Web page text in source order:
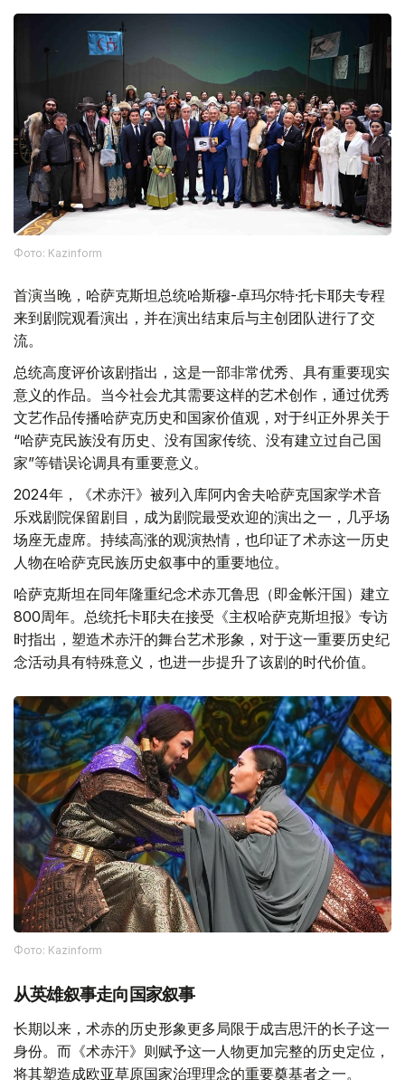
Фото: Kazinform
首演当晚，哈萨克斯坦总统哈斯穆-卓玛尔特·托卡耶夫专程
来到剧院观看演出，并在演出结束后与主创团队进行了交
流。
总统高度评价该剧指出，这是一部非常优秀、具有重要现实
意义的作品。当今社会尤其需要这样的艺术创作，通过优秀
文艺作品传播哈萨克历史和国家价值观，对于纠正外界关于
“哈萨克民族没有历史、没有国家传统、没有建立过自己国
家”等错误论调具有重要意义。
2024年，《术赤汗》被列入库阿内舍夫哈萨克国家学术音
乐戏剧院保留剧目，成为剧院最受欢迎的演出之一，几乎场
场座无虚席。持续高涨的观演热情，也印证了术赤这一历史
人物在哈萨克民族历史叙事中的重要地位。
哈萨克斯坦在同年隆重纪念术赤兀鲁思（即金帐汗国）建立
800周年。总统托卡耶夫在接受《主权哈萨克斯坦报》专访
时指出，塑造术赤汗的舞台艺术形象，对于这一重要历史纪
念活动具有特殊意义，也进一步提升了该剧的时代价值。
Фото: Kazinform
从英雄叙事走向国家叙事
长期以来，术赤的历史形象更多局限于成吉思汗的长子这一
身份。而《术赤汗》则赋予这一人物更加完整的历史定位，
将其塑造成欧亚草原国家治理理念的重要奠基者之一。